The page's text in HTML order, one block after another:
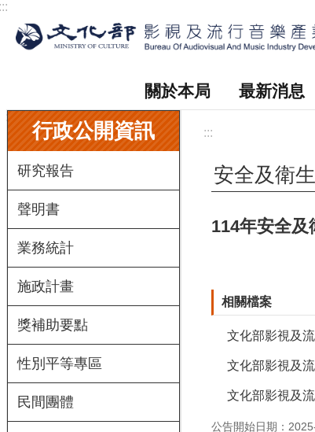
關於本局 最新消息
:::
行政公開資訊
研究報告
聲明書
業務統計
施政計畫
獎補助要點
性別平等專區
民間團體
:::
安全及衛
114年安全
相關檔案
文化部影視及
文化部影視及
文化部影視及
公告開始日期：